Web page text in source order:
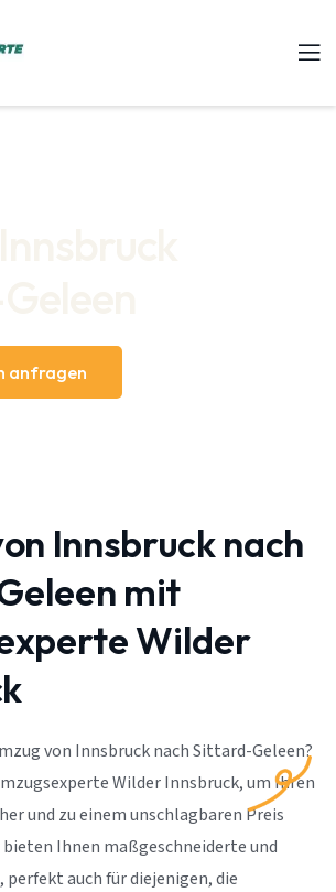
anfragen
Innsbruck nach
mit
Wilder
von Innsbruck nach Sittard-Geleen?
Wilder Innsbruck, um Ihren
und zu einem unschlagbaren Preis
Ihnen maßgeschneiderte und
perfekt auch für diejenigen, die